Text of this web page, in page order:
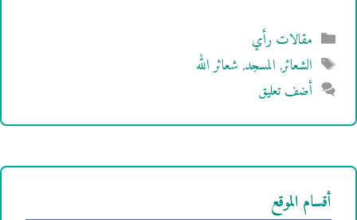
التصنيفات
مقالات رأي
الوسوم
الشعائر,المسجد,شعائر الله
أضف تعليق
أقسام الموقع